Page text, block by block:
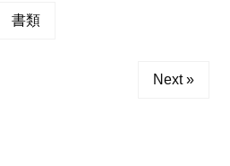
書類
Next »